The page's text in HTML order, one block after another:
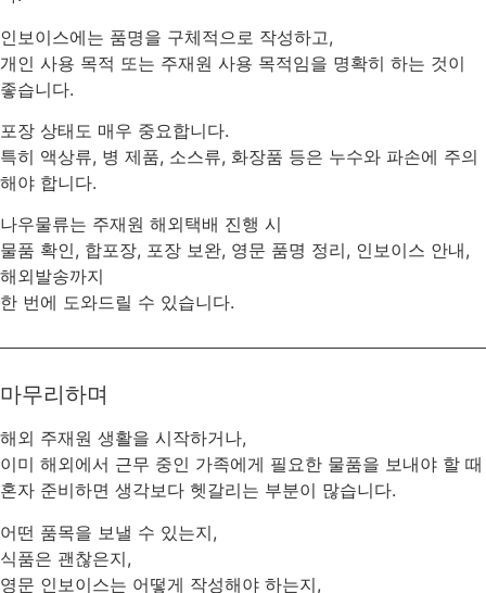
인보이스에는 품명을 구체적으로 작성하고,
개인 사용 목적 또는 주재원 사용 목적임을 명확히 하는 것이
좋습니다.
포장 상태도 매우 중요합니다.
특히 액상류, 병 제품, 소스류, 화장품 등은 누수와 파손에 주의
해야 합니다.
나우물류는 주재원 해외택배 진행 시
물품 확인, 합포장, 포장 보완, 영문 품명 정리, 인보이스 안내,
해외발송까지
한 번에 도와드릴 수 있습니다.
마무리하며
해외 주재원 생활을 시작하거나,
이미 해외에서 근무 중인 가족에게 필요한 물품을 보내야 할 때
혼자 준비하면 생각보다 헷갈리는 부분이 많습니다.
어떤 품목을 보낼 수 있는지,
식품은 괜찮은지,
영문 인보이스는 어떻게 작성해야 하는지,